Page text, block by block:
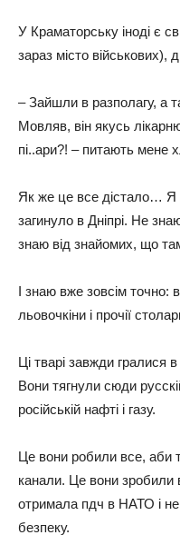
У Краматорську іноді є
зараз місто
– Зайшли в разполагу, а
Мовляв, він якусь
пі..ари?! – питають мене
Як же це все дістало… Я
загинуло в Дніпрі. Не
знаю від знайомих, що
І знаю вже зовсім точно: в
льовочкіни і прочії
Ці тварі завжди гралися
Вони тягнули сюди
російській нафті і газу.
Це вони робили все, аби
канали. Це вони зробили
отримала пдч в НАТО і
безпеку.